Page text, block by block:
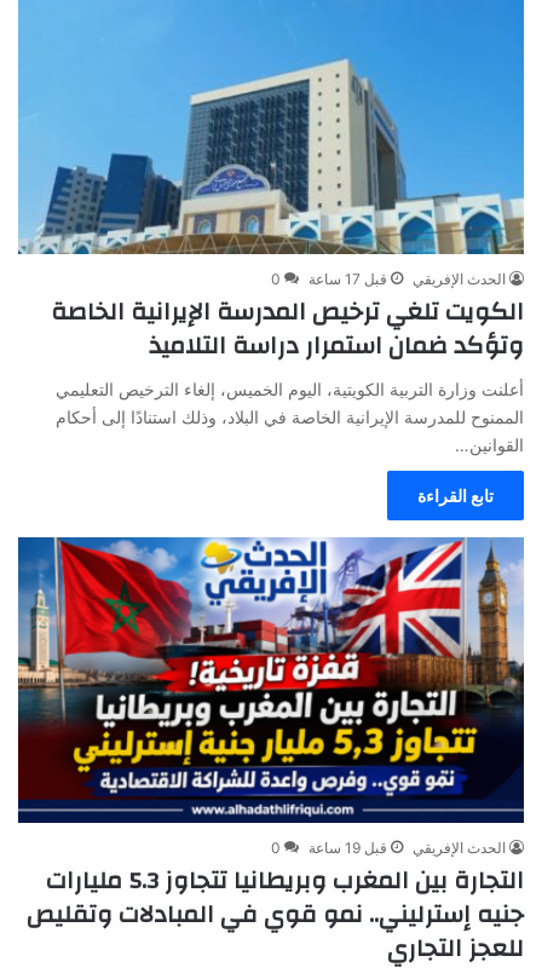
الحدث الإفريقي قبل 17 ساعة 0
الكويت تلغي ترخيص المدرسة الإيرانية الخاصة
وتؤكد ضمان استمرار دراسة التلاميذ
أعلنت وزارة التربية الكويتية، اليوم الخميس، إلغاء الترخيص التعليمي
الممنوح للمدرسة الإيرانية الخاصة في البلاد، وذلك استنادًا إلى أحكام
القوانين…
تابع القراءة
الحدث الإفريقي قبل 19 ساعة 0
التجارة بين المغرب وبريطانيا تتجاوز 5.3 مليارات
جنيه إسترليني.. نمو قوي في المبادلات وتقليص
للعجز التجاري